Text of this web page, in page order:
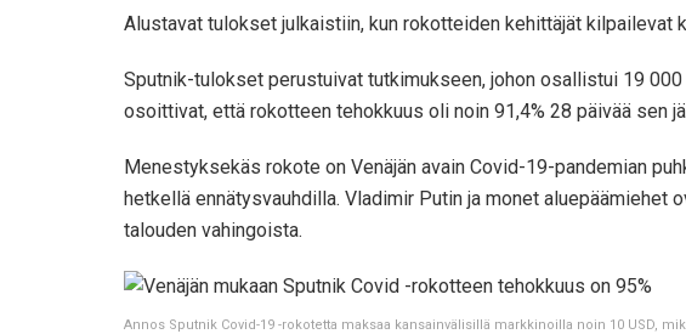
Alustavat tulokset julkaistiin, kun rokotteiden kehittäjät
Sputnik-tulokset perustuivat tutkimukseen, johon osallistui 19
osoittivat, että rokotteen tehokkuus oli noin 91,4% 28 päivää sen
Menestyksekäs rokote on Venäjän avain Covid-19-pandemian
hetkellä ennätysvauhdilla. Vladimir Putin ja monet aluepäämiehet
talouden vahingoista.
Annos Sputnik Covid-19 -rokotetta maksaa kansainvälisillä markkinoilla noin 10 USD,